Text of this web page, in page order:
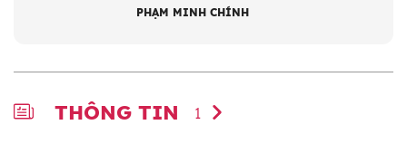
PHẠM MINH CHÍNH
THÔNG TIN 1